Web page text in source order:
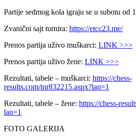
Partije sedmog kola igraju se u subotu od
Zvanični sajt turnira: https://etcc23.me/
Prenos partija uživo muškarci: LINK >>>
Prenos partija uživo žene: LINK >>>
Rezultati, tabele – muškarci: https://chess-
results.com/tnr832215.aspx?lan=1
Rezultati, tabele – žene: https://chess-
lan=1
FOTO GALERIJA